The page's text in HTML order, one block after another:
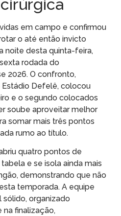
em campo e confirmou
o até então invicto
noite desta quinta-feira,
rodada do
2026. O confronto,
Defelê, colocou
e o segundo colocados
soube aproveitar melhor
somar mais três pontos
rumo ao título.
quatro pontos de
e se isola ainda mais
demonstrando que não
temporada. A equipe
organizado
finalização,